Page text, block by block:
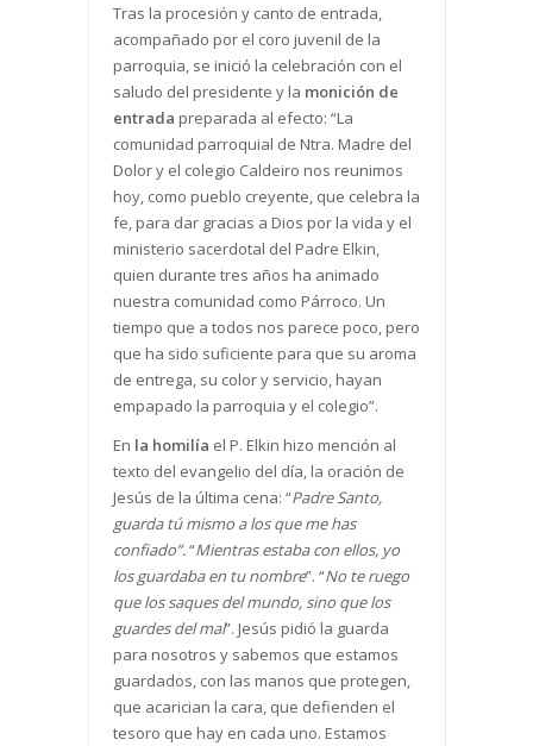
Tras la procesión y canto de entrada,
acompañado por el coro juvenil de la
parroquia, se inició la celebración con el
saludo del presidente y la monición de
entrada preparada al efecto: “La
comunidad parroquial de Ntra. Madre del
Dolor y el colegio Caldeiro nos reunimos
hoy, como pueblo creyente, que celebra la
fe, para dar gracias a Dios por la vida y el
ministerio sacerdotal del Padre Elkin,
quien durante tres años ha animado
nuestra comunidad como Párroco. Un
tiempo que a todos nos parece poco, pero
que ha sido suficiente para que su aroma
de entrega, su color y servicio, hayan
empapado la parroquia y el colegio”.
En la homilía el P. Elkin hizo mención al
texto del evangelio del día, la oración de
Jesús de la última cena: “Padre Santo,
guardatú mismo a los que me has
confiado”.“Mientras estaba con ellos, yo
losguardabaen tu nombre”. “No te ruego
que los saquesdel mundo, sino que los
guardesdel mal”. Jesús pidió la guarda
para nosotros y sabemos que estamos
guardados, con las manos que protegen,
que acarician la cara, que defienden el
tesoro que hay en cada uno. Estamos